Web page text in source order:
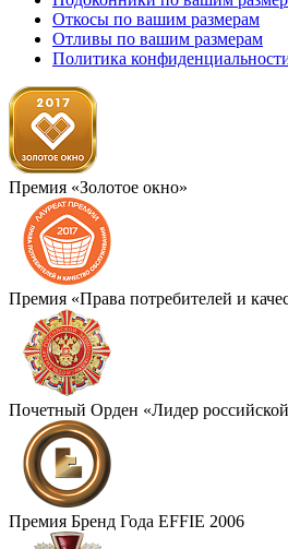
Откосы по вашим размерам
Отливы по вашим размерам
Политика
Премия «Золотое окно»
Премия «Права потребителей и
Почетный Орден «Лидер
Премия Бренд Года EFFIE 2006